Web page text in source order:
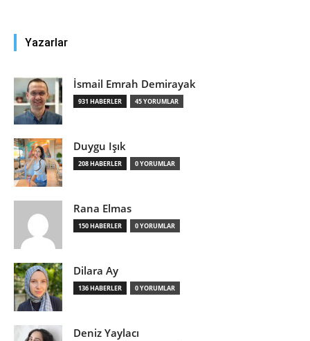
Yazarlar
İsmail Emrah Demirayak
931 HABERLER 45 YORUMLAR
Duygu Işık
208 HABERLER 0 YORUMLAR
Rana Elmas
150 HABERLER 0 YORUMLAR
Dilara Ay
136 HABERLER 0 YORUMLAR
Deniz Yaylacı